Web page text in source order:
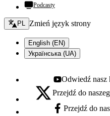
Podcasty
Zmień język - bieżący:
PL Zmień język strony
English (EN)
Українська (UA)
Youtube - otwiera się
Odwiedź nasz
X - otwiera się w nowej karcie
Przejdź do
Facebook - otwiera się
Przejdź do